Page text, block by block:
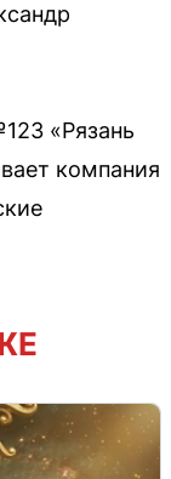
«Рязань
компания